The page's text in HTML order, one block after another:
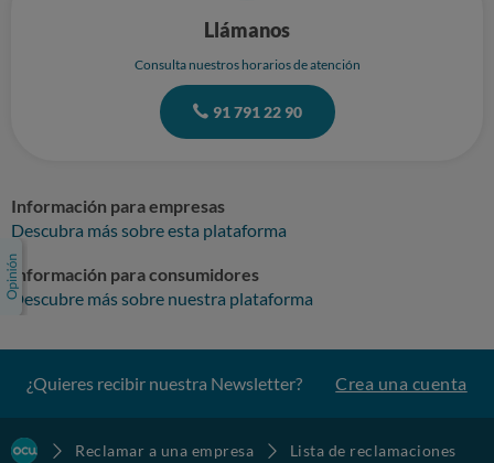
Llámanos
Consulta nuestros horarios de atención
91 791 22 90
Información para empresas
Descubra más sobre esta plataforma
Información para consumidores
Descubre más sobre nuestra plataforma
¿Quieres recibir nuestra Newsletter? Crea una cuenta
Reclamar a una empresa
Lista de reclamaciones